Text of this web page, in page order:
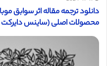
دانلود ترجمه مقاله اثر سوابق
محصولات اصلی (ساینس دایرکت –